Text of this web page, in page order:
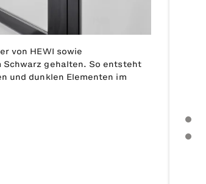
von HEWI sowie
gehalten. So entsteht
und dunklen Elementen im